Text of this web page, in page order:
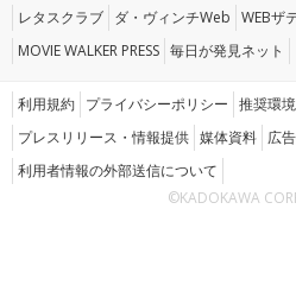
レタスクラブ ダ・ヴィンチWeb WEBザ
MOVIE WALKER PRESS 毎日が発見ネット
利用規約 プライバシーポリシー 推奨環境
プレスリリース・情報提供 媒体資料 広
利用者情報の外部送信について
©KADOKAWA